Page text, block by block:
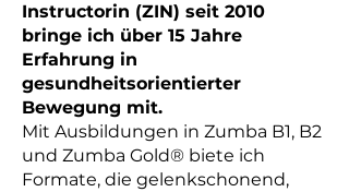
Instructorin (ZIN) seit 2010
bringe ich über 15 Jahre
Erfahrung in
gesundheitsorientierter
Bewegung mit.
Mit Ausbildungen in Zumba B1, B2
und Zumba Gold® biete ich
Formate, die gelenkschonend,